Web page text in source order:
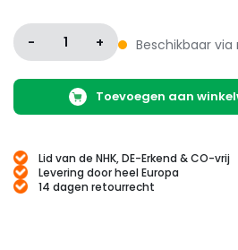
- 1 + Beschikbaar
Toevoegen aan
Lid van de NHK, DE-Erkend & CO-vrij
Levering door heel Europa
14 dagen retourrecht